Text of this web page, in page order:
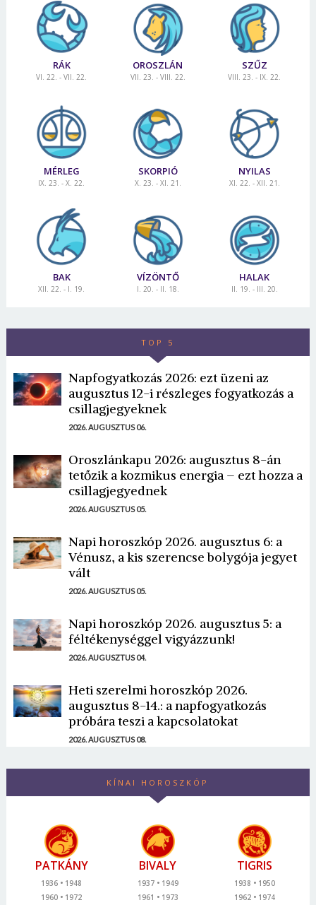
RÁK
VI. 22. - VII. 22.
OROSZLÁN
VII. 23. - VIII. 22.
SZŰZ
VIII. 23. - IX. 22.
MÉRLEG
IX. 23. - X. 22.
SKORPIÓ
X. 23. - XI. 21.
NYILAS
XI. 22. - XII. 21.
BAK
XII. 22. - I. 19.
VÍZÖNTŐ
I. 20. - II. 18.
HALAK
II. 19. - III. 20.
TOP 5
Napfogyatkozás 2026: ezt üzeni az
augusztus 12-i részleges fogyatkozás a
csillagjegyeknek
2026. AUGUSZTUS 06.
Oroszlánkapu 2026: augusztus 8-án
tetőzik a kozmikus energia – ezt hozza a
csillagjegyednek
2026. AUGUSZTUS 05.
Napi horoszkóp 2026. augusztus 6: a
Vénusz, a kis szerencse bolygója jegyet
vált
2026. AUGUSZTUS 05.
Napi horoszkóp 2026. augusztus 5: a
féltékenységgel vigyázzunk!
2026. AUGUSZTUS 04.
Heti szerelmi horoszkóp 2026.
augusztus 8-14.: a napfogyatkozás
próbára teszi a kapcsolatokat
2026. AUGUSZTUS 08.
KÍNAI HOROSZKÓP
PATKÁNY
1936
1948
1960
1972
BIVALY
1937
1949
1961
1973
TIGRIS
1938
1950
1962
1974